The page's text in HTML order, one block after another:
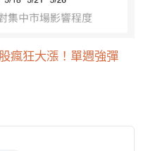
瘋狂大漲！單週強彈